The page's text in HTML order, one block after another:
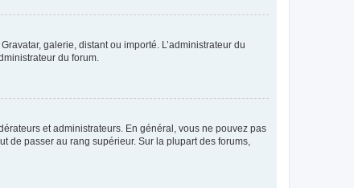
galerie, distant ou importé. L’administrateur du
du forum.
et administrateurs. En général, vous ne pouvez pas
de passer au rang supérieur. Sur la plupart des forums,